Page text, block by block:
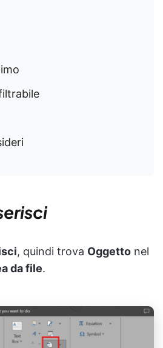
, quindi trova Oggetto nel
da file.